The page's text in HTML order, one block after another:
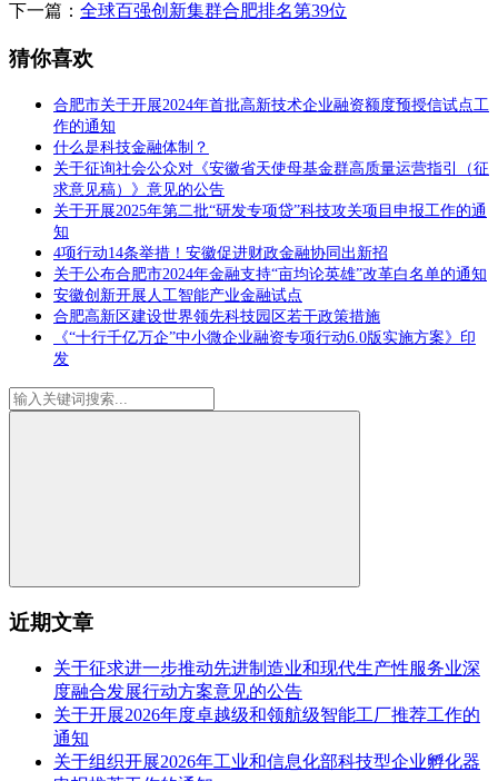
下一篇： 全球百强创新集群合肥排名第39位
猜你喜欢
合肥市关于开展2024年首批高新技术企业融资额度预授信试点工
作的通知
什么是科技金融体制？
关于征询社会公众对《安徽省天使母基金群高质量运营指引（征
求意见稿）》意见的公告
关于开展2025年第二批“研发专项贷”科技攻关项目申报工作的通
知
4项行动14条举措！安徽促进财政金融协同出新招
关于公布合肥市2024年金融支持“亩均论英雄”改革白名单的通知
安徽创新开展人工智能产业金融试点
合肥高新区建设世界领先科技园区若干政策措施
《“十行千亿万企”中小微企业融资专项行动6.0版实施方案》印
发
近期文章
关于征求进一步推动先进制造业和现代生产性服务业深
度融合发展行动方案意见的公告
关于开展2026年度卓越级和领航级智能工厂推荐工作的
通知
关于组织开展2026年工业和信息化部科技型企业孵化器